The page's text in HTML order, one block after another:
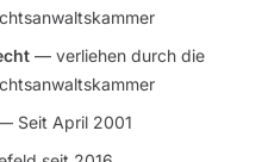
— verliehen durch die
Seit April 2001